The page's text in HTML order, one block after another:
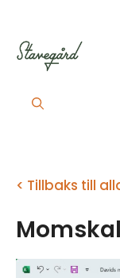
innehåll
< Tillbaks till